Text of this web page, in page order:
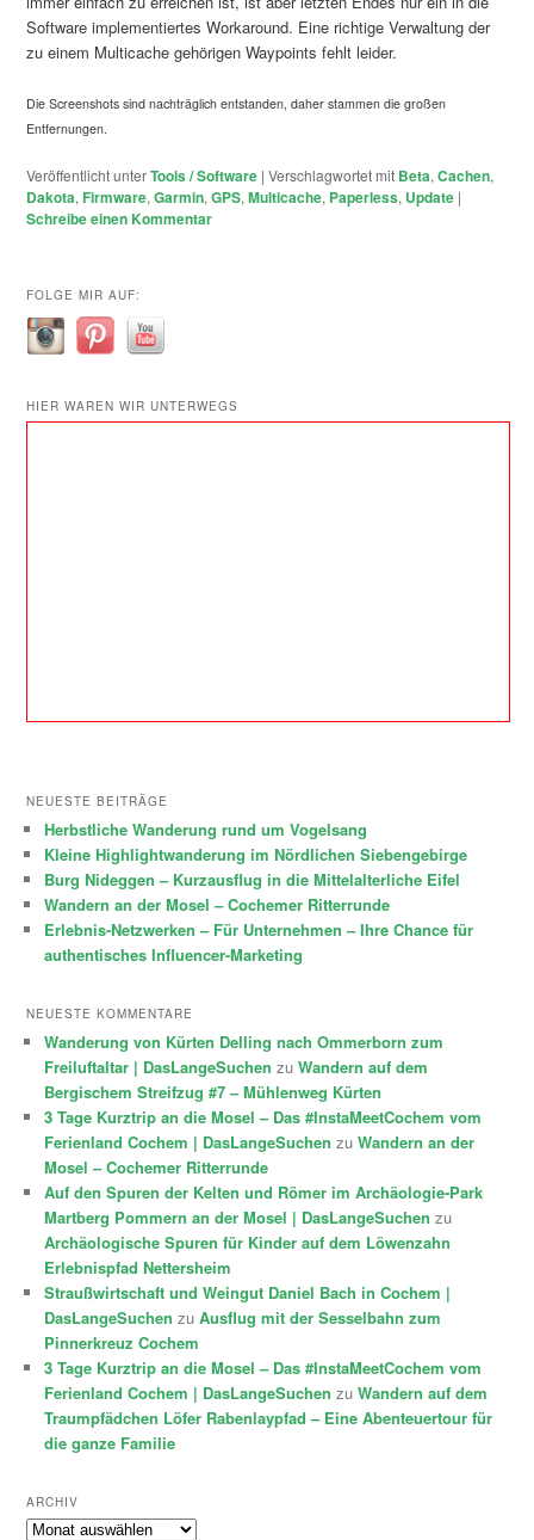
Software implementiertes Workaround. Eine richtige Verwaltung der
zu einem Multicache gehörigen Waypoints fehlt leider.
Die Screenshots sind nachträglich entstanden, daher stammen die großen
Entfernungen.
Veröffentlicht unterTools / Software |Verschlagwortet mit Beta,Cachen,
Dakota,Firmware,Garmin,GPS,Multicache, Paperless, Update |
Schreibe einen Kommentar
FOLGE MIR AUF:
HIER WAREN WIR UNTERWEGS
NEUESTE BEITRÄGE
Herbstliche Wanderung rund um Vogelsang
Kleine Highlightwanderung im Nördlichen Siebengebirge
Burg Nideggen – Kurzausflug in die Mittelalterliche Eifel
Wandern an der Mosel – Cochemer Ritterrunde
Erlebnis-Netzwerken – Für Unternehmen – Ihre Chance für
authentisches Influencer-Marketing
NEUESTE KOMMENTARE
Wanderung von Kürten Delling nach Ommerborn zum
Freiluftaltar | DasLangeSuchen zuWandern auf dem
Bergischem Streifzug #7 – Mühlenweg Kürten
3 Tage Kurztrip an die Mosel – Das #InstaMeetCochem vom
Ferienland Cochem | DasLangeSuchen zuWandern an der
Mosel – Cochemer Ritterrunde
Auf den Spuren der Kelten und Römer im Archäologie-Park
Martberg Pommern an der Mosel | DasLangeSuchen zu
Archäologische Spuren für Kinder auf dem Löwenzahn
Erlebnispfad Nettersheim
Straußwirtschaft und Weingut Daniel Bach in Cochem |
DasLangeSuchen zuAusflug mit der Sesselbahn zum
Pinnerkreuz Cochem
3 Tage Kurztrip an die Mosel – Das #InstaMeetCochem vom
Ferienland Cochem | DasLangeSuchen zuWandern auf dem
Traumpfädchen Löfer Rabenlaypfad – Eine Abenteuertour für
die ganze Familie
ARCHIV
Archiv